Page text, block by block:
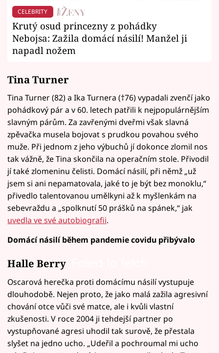
CELEBRITY
Krutý osud princezny z pohádky
Nebojsa: Zažila domácí násilí! Manžel ji
napadl nožem
Tina Turner
Tina Turner (82) a Ika Turnera (†76) vypadali zvenčí jako
pohádkový pár a v 60. letech patřili k nejpopulárnějším
slavným párům. Za zavřenými dveřmi však slavná
zpěvačka musela bojovat s prudkou povahou svého
muže. Při jednom z jeho výbuchů jí dokonce zlomil nos
tak vážně, že Tina skončila na operačním stole. Přivodil
jí také zlomeninu čelisti. Domácí násilí, při němž „už
jsem si ani nepamatovala, jaké to je být bez monoklu,“
přivedlo talentovanou umělkyni až k myšlenkám na
sebevraždu a „spolknutí 50 prášků na spánek,“ jak
uvedla ve své autobiografii.
Domácí násilí během pandemie covidu přibývalo
Halle Berry
Oscarová herečka proti domácímu násilí vystupuje
dlouhodobě. Nejen proto, že jako malá zažila agresivní
chování otce vůči své matce, ale i kvůli vlastní
zkušenosti. V roce 2004 ji tehdejší partner po
vystupňované agresi uhodil tak surově, že přestala
slyšet na jedno ucho. „Udeřil a pochroumal mi ucho